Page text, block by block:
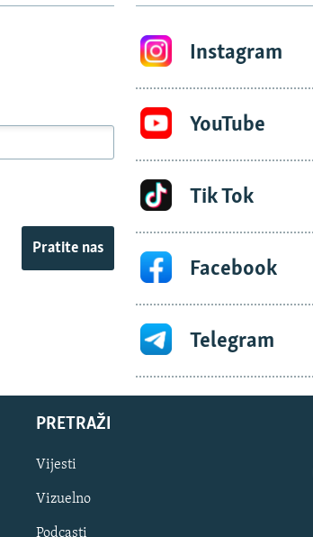
Pratite nas
Instagram
YouTube
Tik Tok
Facebook
Telegram
PRETRAŽI
Vijesti
Vizuelno
Podcasti